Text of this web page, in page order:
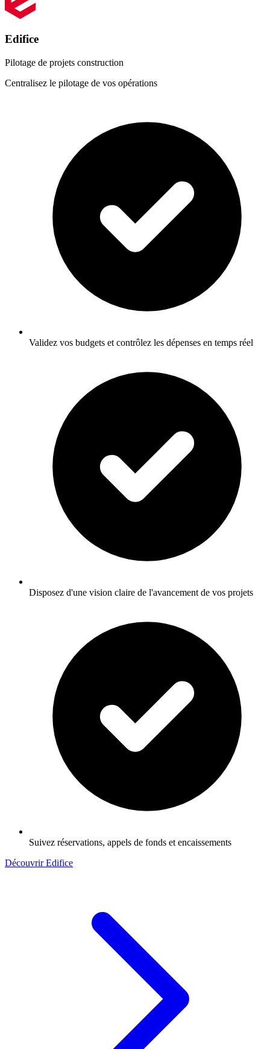
Edifice
Pilotage de projets construction
Centralisez le pilotage de vos opérations
Validez vos budgets et contrôlez les dépenses en temps réel
Disposez d'une vision claire de l'avancement de vos projets
Suivez réservations, appels de fonds et encaissements
Découvrir Edifice